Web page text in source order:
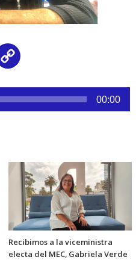
00:00
Recibimos a la viceministra
electa del MEC, Gabriela Verde